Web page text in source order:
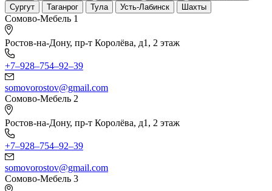
Сургут
Таганрог Тула Усть-Лабинск Шахты
Сомово-Мебель 1
Ростов-на-Дону, пр-т Королёва, д1, 2 этаж
+7‒928‒754‒92‒39
somovorostov@gmail.com
Сомово-Мебель 2
Ростов-на-Дону, пр-т Королёва, д1, 2 этаж
+7‒928‒754‒92‒39
somovorostov@gmail.com
Сомово-Мебель 3